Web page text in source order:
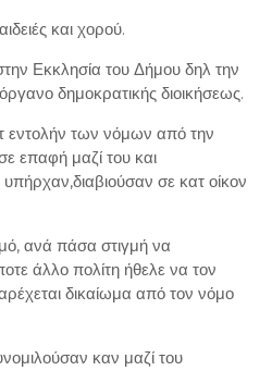
και χορού.
Εκκλησία του Δήμου δηλ την
δημοκρατικής διοικήσεως.
εντολήν των νόμων από την
επαφή μαζί του και
σε κατ οίκον
ανά πάσα στιγμή να
άλλο πολίτη ήθελε να τον
δικαίωμα από τον νόμο
καν μαζί του